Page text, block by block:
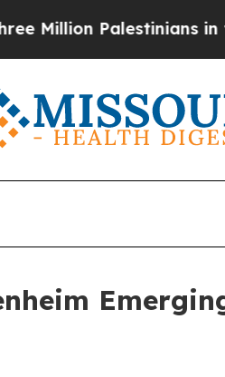
Palestinians in the